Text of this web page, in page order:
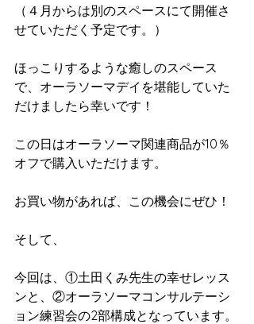
（４月からは別のスペースにて開催さ
せていただく予定です。）
ほっこりするような癒しのスペース
で、オーラソーマデイを堪能していた
だけましたら幸いです！
この日はオーラソーマ関連商品が10％
オフで購入いただけます。
お買い物があれば、この機会にぜひ！
そして、
今回は、①土田くみ先生の幸せレッス
ンと、②オーラソーマコンサルテーシ
ョン練習会の2部構成となっています。